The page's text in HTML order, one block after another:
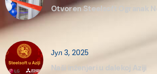
Otvoren Steelsoft Ogranak
Јул 3, 2025
Naši inženjeri u dalekoj Aziji